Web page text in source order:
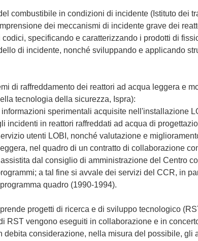
combustibile in condizioni di incidente (Istituto dei
dei meccanismi di incidente grave dei
specificando e caratterizzando i prodotti di
di incidente, nonché sviluppando e applicando
di raffreddamento dei reattori ad acqua leggera e
tecnologia della sicurezza, Ispra):
sperimentali acquisite nell'installazione
incidenti in reattori raffreddati ad acqua di
utenti LOBI, nonché valutazione e
nel quadro di un contratto di collaborazione
dal consiglio di amministrazione del Centro
a tal fine si avvale dei servizi del CCR, in
quadro (1990-1994).
progetti di ricerca e di sviluppo tecnologico
RST vengono eseguiti in collaborazione e in
debita considerazione, nella misura del possibile,